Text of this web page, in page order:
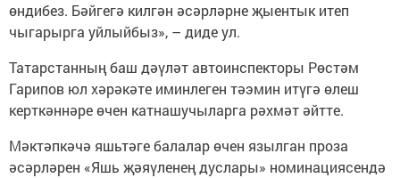
өндибез. Бәйгегә килгән әсәрләрне җыентык итеп
чыгарырга уйлыйбыз», – диде ул.
Татарстанның баш дәүләт автоинспекторы Рөстәм
Гарипов юл хәрәкәте иминлеген тәэмин итүгә өлеш
керткәннәре өчен катнашучыларга рәхмәт әйтте.
Мәктәпкәчә яшьтәге балалар өчен язылган проза
әсәрләрен «Яшь җәяүленең дуслары» номинациясендә